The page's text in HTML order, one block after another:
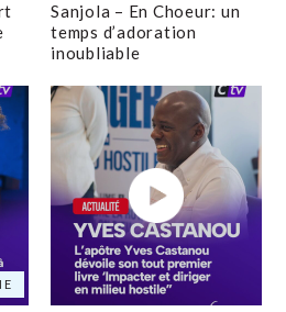
Sanjola – En Choeur: un
temps d’adoration
inoubliable